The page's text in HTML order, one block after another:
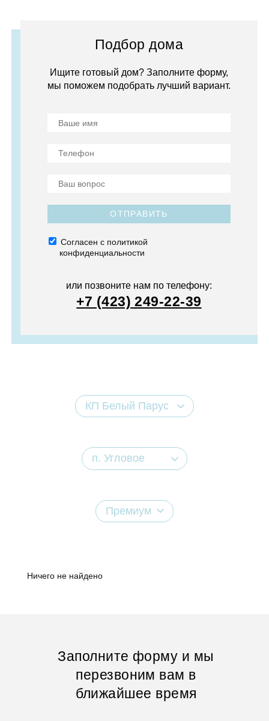
Подбор дома
Ищите готовый дом? Заполните форму,
мы поможем подобрать лучший вариант.
ОТПРАВИТЬ
Согласен с политикой
конфиденциальности
или позвоните нам по телефону:
+7 (423) 249-22-39
КП Белый Парус
п. Угловое
Премиум
Ничего не найдено
Заполните форму и мы
перезвоним вам в
ближайшее время